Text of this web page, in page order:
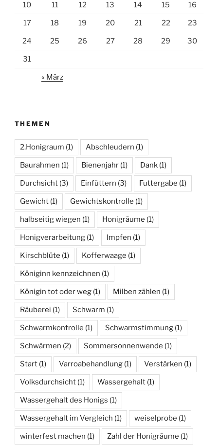
10 11 12 13 14 15 16
17 18 19 20 21 22 23
24 25 26 27 28 29 30
31
« März
THEMEN
2.Honigraum (1) Abschleudern (1)
Baurahmen (1) Bienenjahr (1) Dank (1)
Durchsicht (3) Einfüttern (3) Futtergabe (1)
Gewicht (1) Gewichtskontrolle (1)
halbseitig wiegen (1) Honigräume (1)
Honigverarbeitung (1) Impfen (1)
Kirschblüte (1) Kofferwaage (1)
Königinn kennzeichnen (1)
Königin tot oder weg (1) Milben zählen (1)
Räuberei (1) Schwarm (1)
Schwarmkontrolle (1) Schwarmstimmung (1)
Schwärmen (2) Sommersonnenwende (1)
Start (1) Varroabehandlung (1) Verstärken (1)
Volksdurchsicht (1) Wassergehalt (1)
Wassergehalt des Honigs (1)
Wassergehalt im Vergleich (1) weiselprobe (1)
winterfest machen (1) Zahl der Honigräume (1)